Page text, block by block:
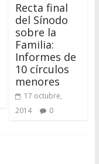
Recta final
del Sínodo
sobre la
Familia:
Informes de
10 círculos
menores
17 octubre,
2014
0